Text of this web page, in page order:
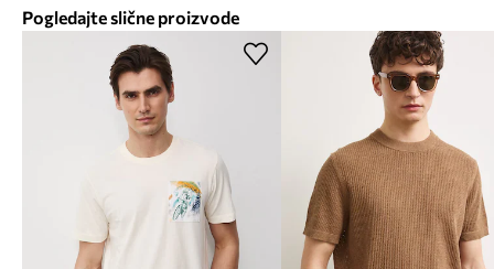
Pogledajte slične proizvode